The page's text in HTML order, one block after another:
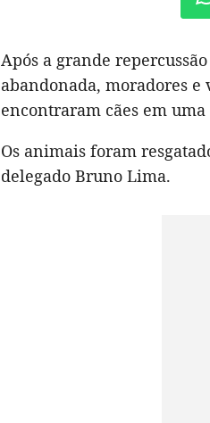
Após a grande
abandonada, moradores
encontraram cães em
Os animais foram
delegado Bruno Lima.